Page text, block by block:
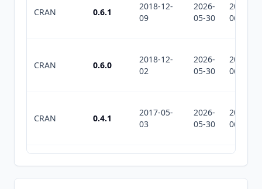
CRAN 0.6.1
2018-12-
09
2026-
05-30
2026-
06-23
CRAN 0.6.0
2018-12-
02
2026-
05-30
2026-
06-23
CRAN 0.4.1
2017-05-
03
2026-
05-30
2026-
06-23
2017-04-
19
2026-
05-30
2026-
06-23